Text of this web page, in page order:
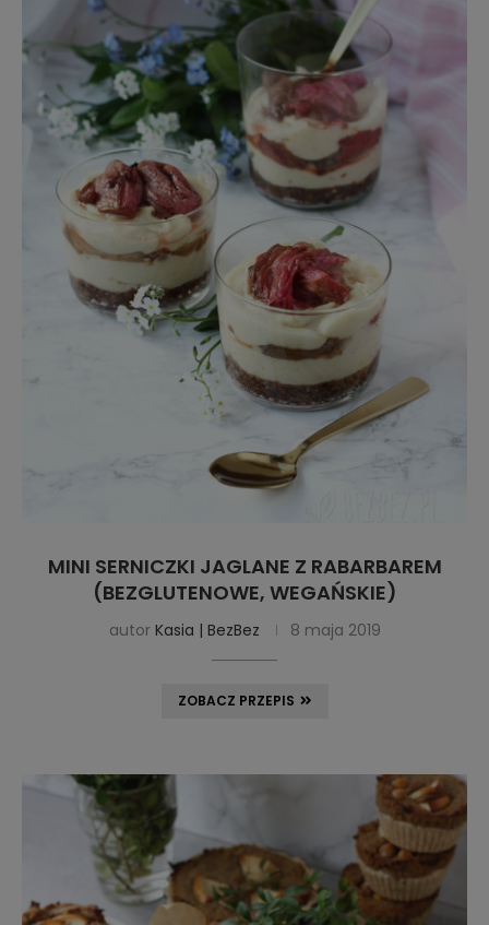
MINI SERNICZKI JAGLANE Z RABARBAREM
(BEZGLUTENOWE, WEGAŃSKIE)
autor Kasia | BezBez 8 maja 2019
ZOBACZ PRZEPIS